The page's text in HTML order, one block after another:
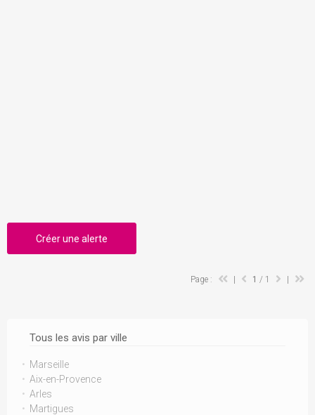
Tous les avis par ville
Marseille
Aix-en-Provence
Arles
Martigues
Créer une alerte
Page : 1 / 1